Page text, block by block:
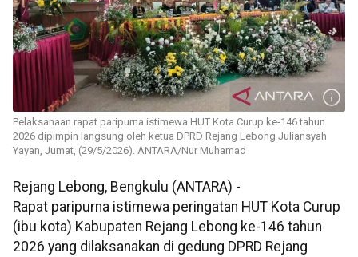
Pelaksanaan rapat paripurna istimewa HUT Kota Curup ke-146 tahun
2026 dipimpin langsung oleh ketua DPRD Rejang Lebong Juliansyah
Yayan, Jumat, (29/5/2026). ANTARA/Nur Muhamad
Rejang Lebong, Bengkulu (ANTARA) -
Rapat paripurna istimewa peringatan HUT Kota Curup
(ibu kota) Kabupaten Rejang Lebong ke-146 tahun
2026 yang dilaksanakan di gedung DPRD Rejang